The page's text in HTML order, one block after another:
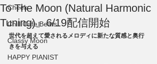
Cheek
Chill Cafe Beats
Classy Moon
HAPPY PIANIST
To The Moon (Natural Harmonic
Tuning)』6/19配信開始
世代を超えて愛されるメロディに新たな質感と奥行
きを与える